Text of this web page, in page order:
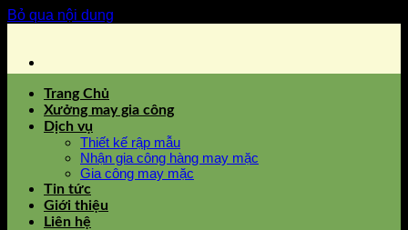
Bỏ qua nội dung
Trang Chủ
Xưởng may gia công
Dịch vụ
Thiết kế rập mẫu
Nhận gia công hàng may mặc
Gia công may mặc
Tin tức
Giới thiệu
Liên hệ